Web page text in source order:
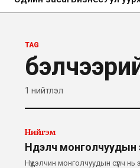
TAG
1 нийтлэл
Нийгэм
Нүүдэлч монголчуудын
Нүүдэлчин монголчуудын сүүлч нь